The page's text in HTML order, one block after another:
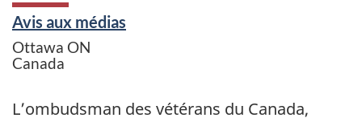
Avis aux médias
Ottawa ON
Canada
L’ombudsman des vétérans du Canada,